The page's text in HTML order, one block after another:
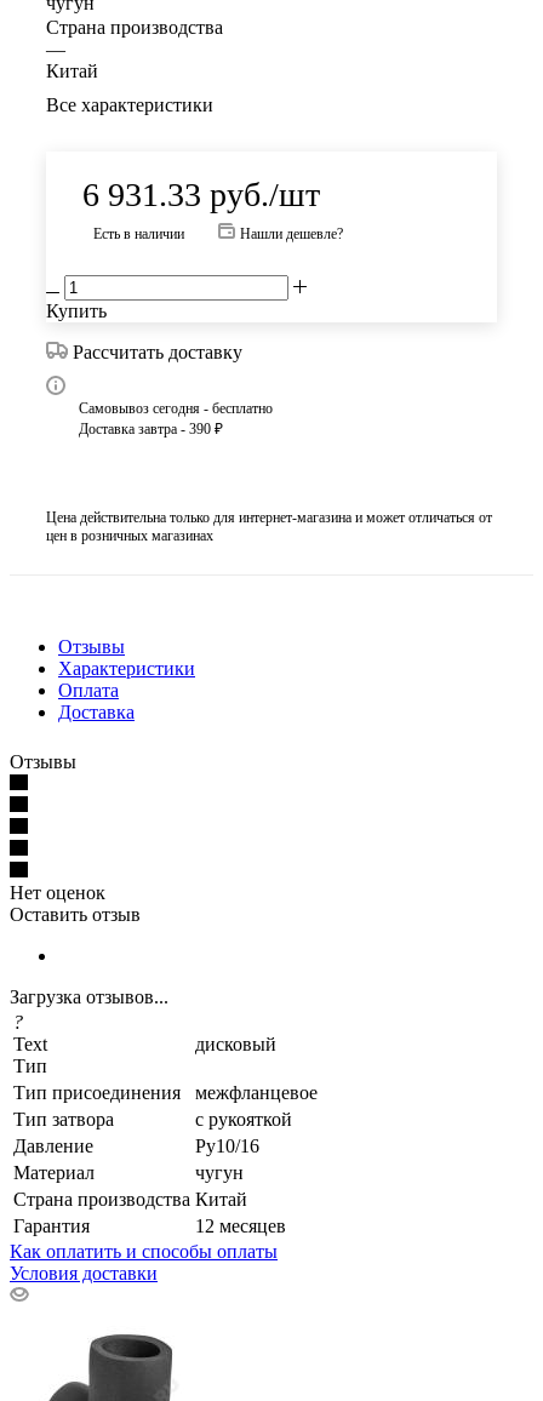
Страна производства
—
Китай
Все характеристики
6 931.33 руб./шт
Есть в наличии Нашли дешевле?
Купить
Рассчитать доставку
Самовывоз сегодня - бесплатно
Доставка завтра - 390 ₽
Цена действительна только для интернет-магазина и может отличаться от
цен в розничных магазинах
Отзывы
Характеристики
Оплата
Доставка
Отзывы
Нет оценок
Оставить отзыв
Загрузка отзывов...
?
Text
Тип
дисковый
Тип присоединения
межфланцевое
Тип затвора
с рукояткой
Давление
Ру10/16
Материал
чугун
Страна производства Китай
Гарантия
12 месяцев
Как оплатить и способы оплаты
Условия доставки